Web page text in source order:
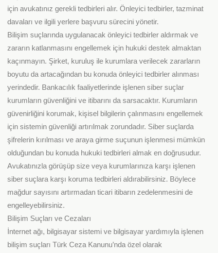
için avukatınız gerekli tedbirleri alır. Önleyici tedbirler, tazminat
davaları ve ilgili yerlere başvuru sürecini yönetir.
Bilişim suçlarında uygulanacak önleyici tedbirler aldırmak ve
zararın katlanmasını engellemek için hukuki destek almaktan
kaçınmayın. Şirket, kuruluş ile kurumlara verilecek zararların
boyutu da artacağından bu konuda önleyici tedbirler alınması
yerindedir. Bankacılık faaliyetlerinde işlenen siber suçlar
kurumların güvenliğini ve itibarını da sarsacaktır. Kurumların
güvenirliğini korumak, kişisel bilgilerin çalınmasını engellemek
için sistemin güvenliği artırılmak zorundadır. Siber suçlarda
şifrelerin kırılması ve araya girme suçunun işlenmesi mümkün
olduğundan bu konuda hukuki tedbirleri almak en doğrusudur.
Avukatınızla görüşüp size veya kurumlarınıza karşı işlenen
siber suçlara karşı koruma tedbirleri aldırabilirsiniz. Böylece
mağdur sayısını artırmadan ticari itibarın zedelenmesini de
engelleyebilirsiniz.
Bilişim Suçları ve Cezaları
İnternet ağı, bilgisayar sistemi ve bilgisayar yardımıyla işlenen
bilişim suçları Türk Ceza Kanunu’nda özel olarak